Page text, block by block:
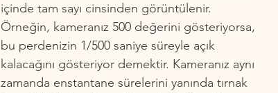
içinde tam sayı cinsinden görüntülenir.
Örneğin, kameranız 500 değerini gösteriyorsa,
bu perdenizin 1/500 saniye süreyle açık
kalacağını gösteriyor demektir. Kameranız aynı
zamanda enstantane sürelerini yanında tırnak